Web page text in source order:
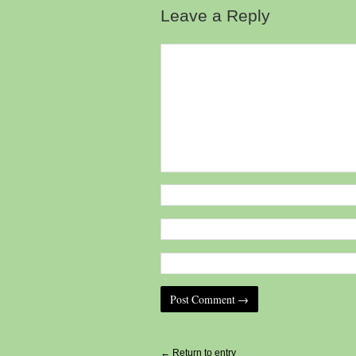
Leave a Reply
Alternative:
← Return to entry